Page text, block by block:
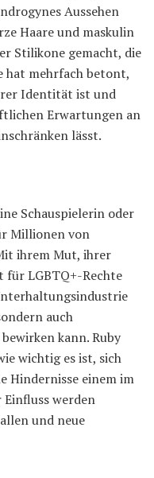
Aussehen
Haare und maskulin
Stilikone gemacht, die
hat mehrfach betont,
Identität ist und
Erwartungen an
lässt.
Schauspielerin oder
Millionen von
ihrem Mut, ihrer
für LGBTQ+-Rechte
auch
kann. Ruby
wichtig es ist, sich
Hindernisse einem im
werden
und neue